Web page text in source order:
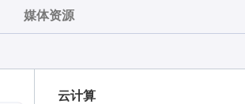
媒体资源
云计算